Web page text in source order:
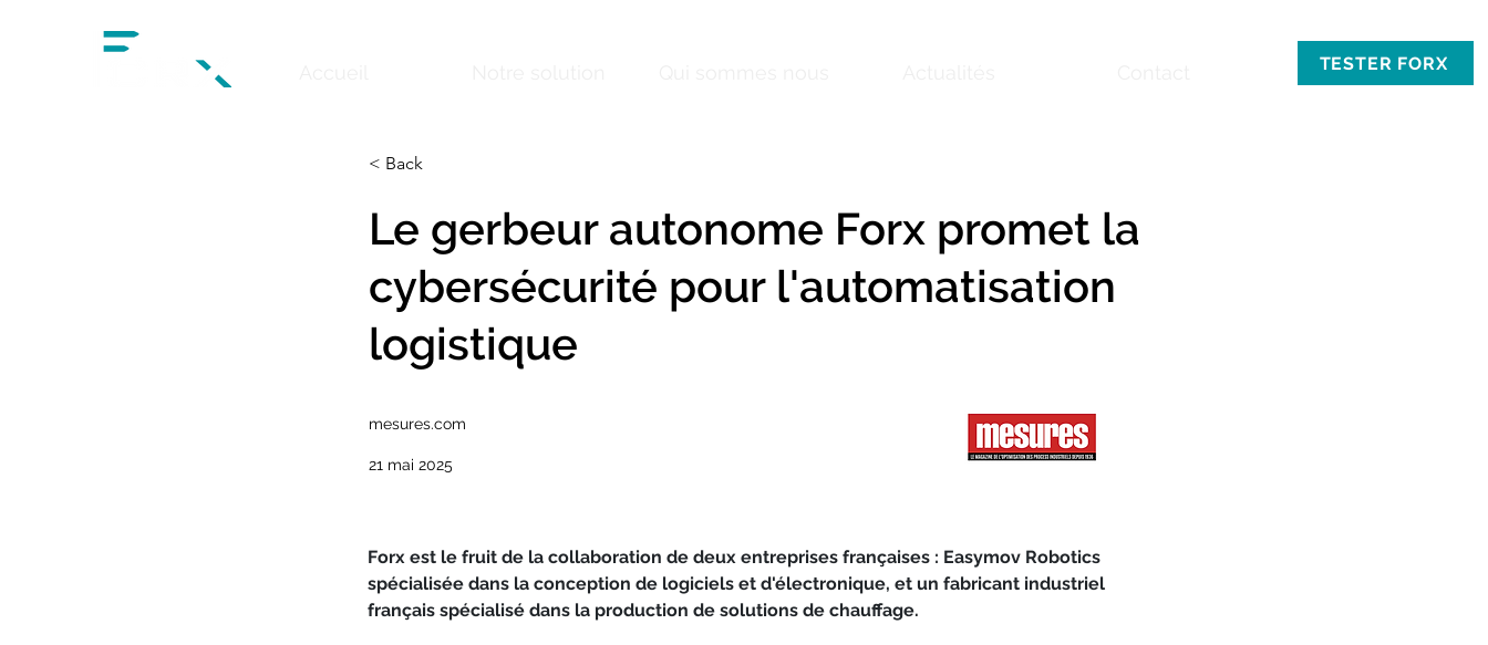
TESTER FORX
< Back
Le gerbeur autonome Forx promet la
cybersécurité pour l'automatisation
logistique
mesures.com
Forx est le fruit de la collaboration de deux entreprises françaises : Easymov Robotics
spécialisée dans la conception de logiciels et d'électronique, et un fabricant industriel
français spécialisé dans la production de solutions de chauffage.
21 mai 2025